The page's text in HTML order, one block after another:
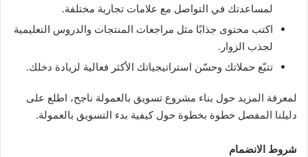
لمساعدتك في التواصل مع علامات تجارية مختلفة.
اكتب محتوى جذابًا مثل مراجعات المنتجات والدروس التعليمية
لجذب الزوار.
تتبّع حملاتك وحسّن استراتيجياتك الأكثر فعالية لزيادة دخلك.
لمعرفة المزيد حول بناء مشروع تسويق بالعمولة ناجح، اطلع على
دليلنا المفصل خطوة بخطوة حول كيفية بدء التسويق بالعمولة.
شروط الانضمام